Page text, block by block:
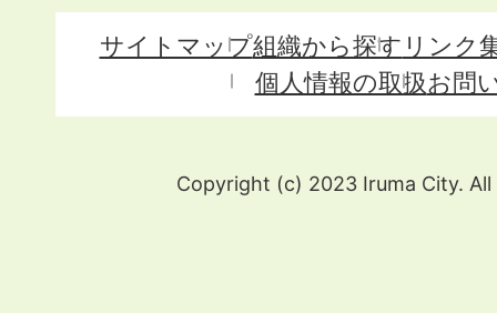
サイトマップ組織から探す リンク
個人情報の取扱お問
Copyright (c) 2023 Iruma City. All